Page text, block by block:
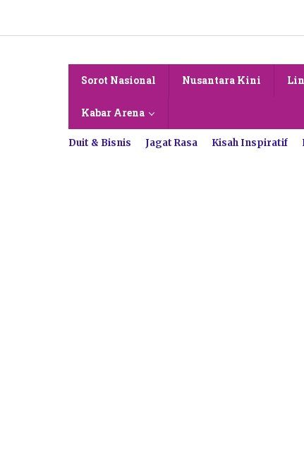
konten
Sorot Nasional Nusantara Kini
Kabar Arena
Duit & Bisnis Jagat Rasa Kisah Inspiratif